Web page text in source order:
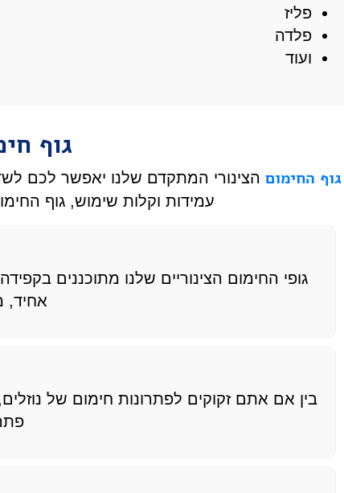
פליז
פלדה
ועוד
גוף
גוף החימום הצינורי המתקדם שלנו יאפשר לכם
עמידות וקלות שימוש, גוף
גופי החימום הצינוריים שלנו מתוכננים
אחיד,
בין אם אתם זקוקים לפתרונות חימום של